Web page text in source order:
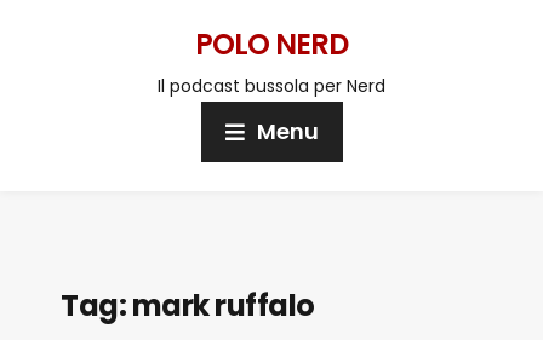
POLO NERD
Il podcast bussola per Nerd
Menu
Tag:mark ruffalo